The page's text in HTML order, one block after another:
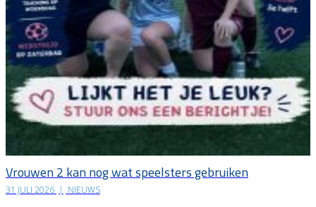
Vrouwen 2 kan nog wat speelsters gebruiken
31 JULI 2026 | NIEUWS